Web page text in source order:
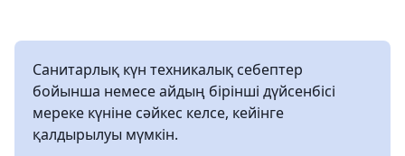
Санитарлық күн техникалық себептер
бойынша немесе айдың бірінші дүйсенбісі
мереке күніне сәйкес келсе, кейінге
қалдырылуы мүмкін.